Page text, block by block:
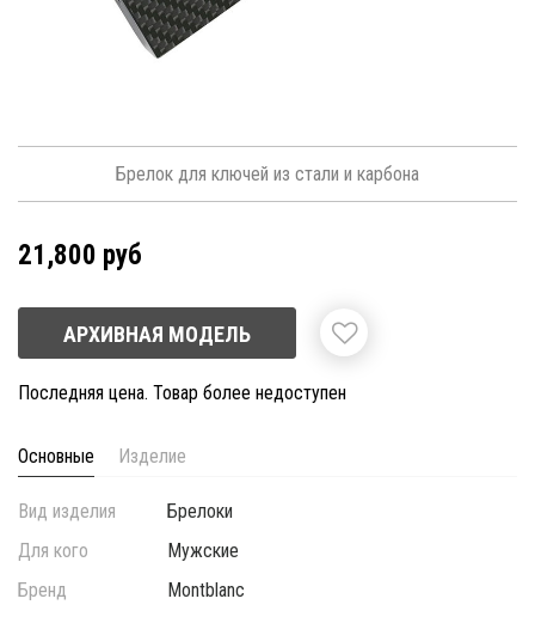
Брелок для ключей из стали и карбона
21,800 руб
АРХИВНАЯ МОДЕЛЬ
Последняя цена. Товар более недоступен
Основные Изделие
Вид изделия
Брелоки
Для кого
Мужские
Бренд
Montblanc